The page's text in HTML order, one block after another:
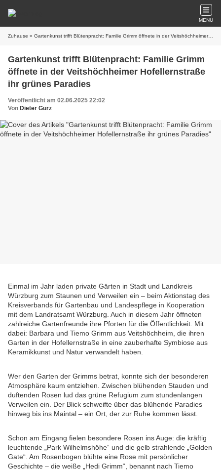
MENU
Zuhause » Gartenkunst trifft Blütenpracht: Familie Grimm öffnete in der Veitshöchheimer Hofellernstraße ihr grünes Paradies
Gartenkunst trifft Blütenpracht: Familie Grimm
öffnete in der Veitshöchheimer Hofellernstraße
ihr grünes Paradies
Veröffentlicht am 02.06.2025 22:02
Von Dieter Gürz
Einmal im Jahr laden private Gärten in Stadt und Landkreis
Würzburg zum Staunen und Verweilen ein – beim Aktionstag des
Kreisverbands für Gartenbau und Landespflege in Kooperation
mit dem Landratsamt Würzburg. Auch in diesem Jahr öffneten
zahlreiche Gartenfreunde ihre Pforten für die Öffentlichkeit. Mit
dabei: Barbara und Tiemo Grimm aus Veitshöchheim, die ihren
Garten in der Hofellernstraße in eine zauberhafte Symbiose aus
Keramikkunst und Natur verwandelt haben.
Wer den Garten der Grimms betrat, konnte sich der besonderen
Atmosphäre kaum entziehen. Zwischen blühenden Stauden und
duftenden Rosen lud das grüne Refugium zum stundenlangen
Verweilen ein. Der Blick schweifte über das blühende Paradies
hinweg bis ins Maintal – ein Ort, der zur Ruhe kommen lässt.
Schon am Eingang fielen besondere Rosen ins Auge: die kräftig
leuchtende „Park Wilhelmshöhe“ und die gelb strahlende „Golden
Gate“. Am Rosenbogen blühte eine Rose mit persönlicher
Geschichte – die weiße „Hedi Grimm“, benannt nach Tiemo